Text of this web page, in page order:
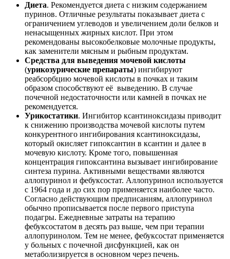
Диета. Рекомендуется диета с низким содержанием
пуринов. Отличные результаты показывает диета с
ограничением углеводов и увеличением доли белков и
ненасыщенных жирных кислот. При этом
рекомендованы высокобелковые молочные продукты,
как заменители мясным и рыбным продуктам.
Средства для выведения мочевой кислоты
(урикозурические препараты) ингибируют
реабсорбцию мочевой кислоты в почках и таким
образом способствуют её выведению. В случае
почечной недостаточности или камней в почках не
рекомендуется.
Урикостатики. Ингибитор ксантиноксидазы приводит
к снижению производства мочевой кислоты путем
конкурентного ингибирования ксантиноксидазы,
который окисляет гипоксантин в ксантин и далее в
мочевую кислоту. Кроме того, повышенная
концентрация гипоксантина вызывает ингибирование
синтеза пурина. Активными веществами являются
аллопуринол и фебуксостат. Аллопуринол используется
с 1964 года и до сих пор применяется наиболее часто.
Согласно действующим предписаниям, аллопуринол
обычно прописывается после первого приступа
подагры. Ежедневные затраты на терапию
фебуксостатом в десять раз выше, чем при терапии
аллопуринолом. Тем не менее, фебуксостат применяется
у больных с почечной дисфункцией, как он
метаболизируется в основном через печень.